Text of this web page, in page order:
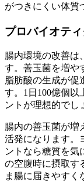
がつきにくい体質
プロバイオテ
腸内環境の改善は
す。善玉菌を増や
脂肪酸の生成が促
す。1日100億個以
ントが理想的でし
腸内の善玉菌が増
活発になります。
ントなら糖質を気
の空腹時に摂取す
ま腸に届きやすく